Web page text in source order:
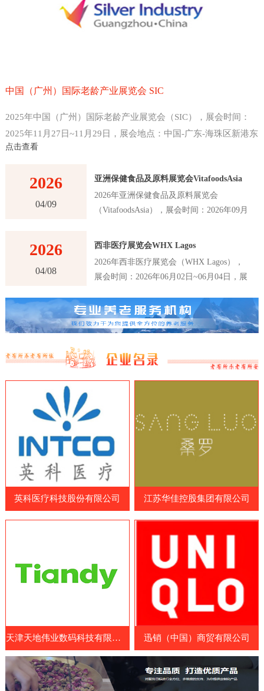
中国（广州）国际老龄产业展览会 SIC
2025年中国（广州）国际老龄产业展览会（SIC），展会时间：
2025年11月27日~11月29日，展会地点：中国-广东-海珠区新港东
路1000号-广州保利世贸博览馆，主办方：中国老龄产业协会 、
点击查看
2026
04/09
亚洲保健食品及原料展览会VitafoodsAsia
2026年亚洲保健食品及原料展览会
（VitafoodsAsia），展会时间：2026年09月
New Ratchadapisek Rd., Khlong Toei,
家会议中心（QSNCC），主办方：Informa
积：30000平米，参展观众：41000人，参展
商数量及参展品牌达到1120家。亚洲保健食
品及原料展览会VitafoodsAsia首届举办时间
展览会之一。展览会每年举办一次，为参展
商和观众提供了一个交流和合作的平台，以
世界各地的专业人士和制造商，包括保健食
品和营养补充剂制造商、原料和配料供应
商、包装和设备制造商等。参展国家包括中
国、日本、韩国、澳大利亚、美国、欧洲
等。展览会涵盖了各种保健食品及原料领
学用途食品、天然保健
2026
04/08
西非医疗展览会WHX Lagos
2026年西非医疗展览会（WHX Lagos），
展会时间：2026年06月02日~06月04日，展
Corporation Dr, Victoria Island 106104,
Annex, Lagos, 尼日利亚-拉各斯世博中心，
主办方：英富曼展览集团，举办周期：一年
16147人，参展商数量及参展品牌达到180
家。西非医疗展览会WHX Lagos是西非地
展览会是医疗行业的专业展览会，吸引了来
自世界各地的医疗设备制造商、医疗器械制
造商、药品制造商、医疗耗材供应商和相关
企业等专业人士。WHX Lagos展览会展示
了最新的医疗设备、技术和服务，包括医疗
成像设备、手术器械、诊断设备、康复设
备、医疗耗材和药品等。参展商可以展示其
最新的医疗设备、技术和服务，与其他业内
Lagos展览会还提供了一系列的研讨会和论
坛，向参展商和参观者提供了医疗行业的最
新见解、经验和知识。展览会
英科医疗科技股份有限公司 江苏华佳控股集团有限公司
天津天地伟业数码科技有限公司 迅销（中国）商贸有限公司